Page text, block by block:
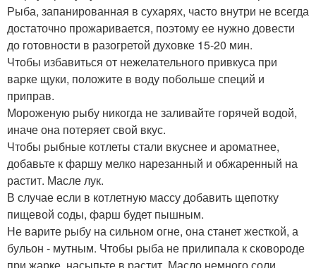
Рыба, запанированная в сухарях, часто внутри не всегда
достаточно прожаривается, поэтому ее нужно довести
до готовности в разогретой духовке 15-20 мин.
Чтобы избавиться от нежелательного привкуса при
варке щуки, положите в воду побольше специй и
приправ.
Мороженую рыбу никогда не заливайте горячей водой,
иначе она потеряет свой вкус.
Чтобы рыбные котлеты стали вкуснее и ароматнее,
добавьте к фаршу мелко нарезанный и обжаренный на
растит. Масле лук.
В случае если в котлетную массу добавить щепотку
пищевой соды, фарш будет пышным.
Не варите рыбу на сильном огне, она станет жесткой, а
бульон - мутным. Чтобы рыба не прилипала к сковороде
при жарке, насыпьте в растит. Масло немного соли.